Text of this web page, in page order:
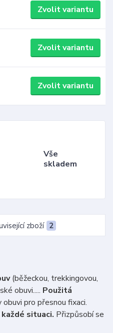
Zvolit variantu
Zvolit variantu
Zvolit variantu
Vše
skladem
zboží 2
(běžeckou, trekkingovou,
obuvi..... Použitá
pro přesnou fixaci.
situaci. Přizpůsobí se